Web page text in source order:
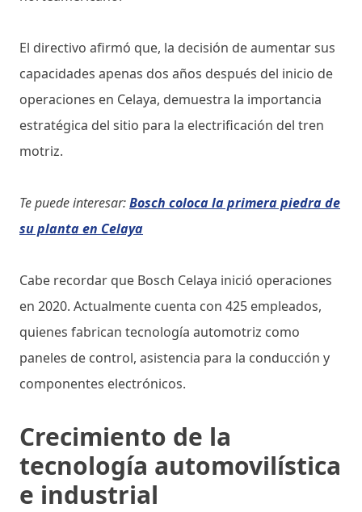
El directivo afirmó que, la decisión de aumentar sus
capacidades apenas dos años después del inicio de
operaciones en Celaya, demuestra la importancia
estratégica del sitio para la electrificación del tren
motriz.
Te puede interesar:Bosch coloca la primera piedra de
su planta en Celaya
Cabe recordar que Bosch Celaya inició operaciones
en 2020. Actualmente cuenta con 425 empleados,
quienes fabrican tecnología automotriz como
paneles de control, asistencia para la conducción y
componentes electrónicos.
Crecimiento de la
tecnología automovilística
e industrial